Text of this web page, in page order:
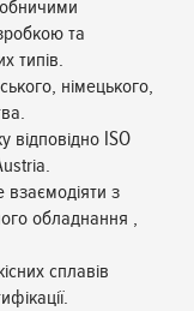
та
типів.
німецького,
відповідно ISO
з
обладнання ,
сплавів